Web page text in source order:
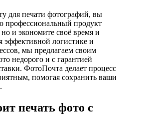
для печати фотографий, вы
профессиональный продукт
но и экономите своё время и
эффективной логистике и
мы предлагаем своим
недорого и с гарантией
ФотоПочта делает процесс
помогая сохранить ваши
печать фото с